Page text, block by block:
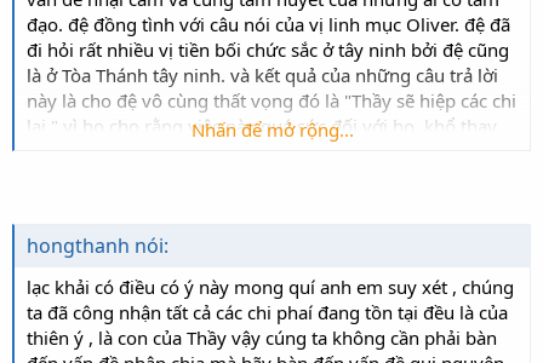
Mong thay ! Kính thay !
CAO-HOÀI-SANG "
Các bạn mà bỏ sự hơn thua , thì Cao Đài sẽ thống nhất , ít
ra là thống nhất ở trong bạn , như thế cũng là 1 sự thành
đạt lớn lao...
đạo. đệ đồng tình với câu nói của vị linh mục Oliver. đệ đã
đi hỏi rất nhiều vị tiền bối chức sắc ở tây ninh bởi đệ cũng
là ở Tòa Thánh tây ninh. và kết quả của những câu trả lời
này là cho đệ vô cùng thất vọng đó là "Thầy sẽ hiệp các chi
lại " vì họ cho rằng việc này quá sức đối với họ. khổ thay
vậy chứ việc họp nhất lại là rất khó. khó là do tâm cố chấp
của con người và do sự khác biệt về tu tập nữa ví như bên
Chiếu Minh thì chuyên tu tịnh còn Tây Ninh thì công Phu
hỏi làm sao giải quyết đây đó chỉ nói hai phái thôi còn
nhiều phái khác nữa.
Nhấn để mở rộng...
hongthanh nói:
lạc khải có điều có ý này mong quí anh em suy xét , chúng
ta đã công nhận tất cả các chi phaí đang tồn tại đều là của
thiên ý , là con của Thầy vậy cúng ta không cần phải bàn